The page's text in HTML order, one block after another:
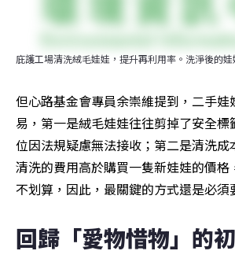
庇護工場清洗絨毛娃娃，提升再利用率。洗淨後的
但心路基金會專員余崇維提到，二手娃
易，第一是絨毛娃娃往往剪掉了安全
位因法規疑慮無法接收；第二是清洗成
清洗的費用高於購買一隻新娃娃的價格
不划算，因此，最關鍵的方式還是必須
回歸「愛物惜物」的